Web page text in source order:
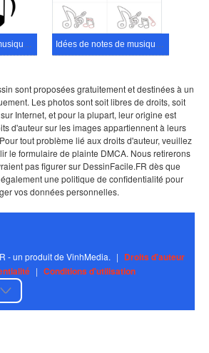
sont proposées gratuitement et destinées à un
Les photos sont soit libres de droits, soit
Internet, et pour la plupart, leur origine est
d'auteur sur les images appartiennent à leurs
tout problème lié aux droits d'auteur, veuillez
le formulaire de plainte DMCA. Nous retirerons
pas figurer sur DessinFacile.FR dès que
une politique de confidentialité pour
vos données personnelles.
- un produit de VinhMedia. | Droits d'auteur
| Conditions d'utilisation